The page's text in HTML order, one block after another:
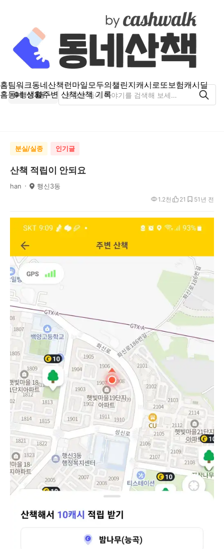
홈팀워크동네산책런마일모두의챌린지캐시로또보험캐시딜
홈동네 생활주변 산책산책 기록
행신3동
분실/실종 인기글
산책 적립이 안되요
han 행신3동
1년 전
1.2천 21 5